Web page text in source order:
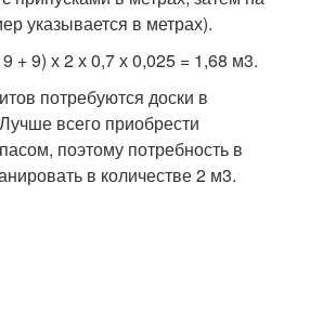
указывается в метрах).
+ 9) х 2 х 0,7 х 0,025 = 1,68 м3.
потребуются доски в
всего приобрести
поэтому потребность в
в количестве 2 м3.